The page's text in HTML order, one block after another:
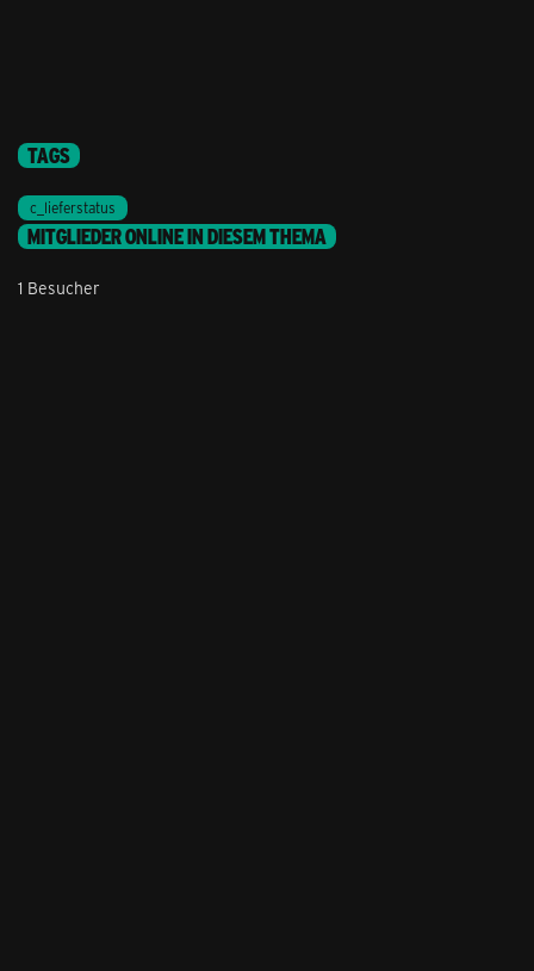
TAGS
c_lieferstatus
MITGLIEDER ONLINE IN DIESEM THEMA
1 Besucher